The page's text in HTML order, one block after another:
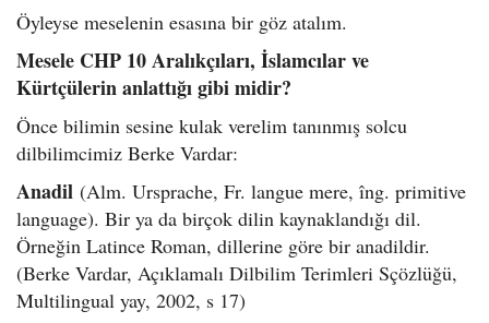
Öyleyse meselenin esasına bir göz atalım.
Mesele CHP 10 Aralıkçıları, İslamcılar ve
Kürtçülerin anlattığı gibi midir?
Önce bilimin sesine kulak verelim tanınmış solcu
dilbilimcimiz Berke Vardar:
Anadil (Alm. Ursprache, Fr. langue mere, îng. primitive
language). Bir ya da birçok dilin kaynaklandığı dil.
Örneğin Latince Roman, dillerine göre bir anadildir.
(Berke Vardar, Açıklamalı Dilbilim Terimleri Sçözlüğü,
Multilingual yay, 2002, s 17)